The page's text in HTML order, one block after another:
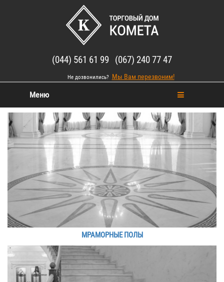
(044) 561 61 99 (067) 240 77 47
Не дозвонились? Мы Вам перезвоним!
Меню
МРАМОРНЫЕ ПОЛЫ